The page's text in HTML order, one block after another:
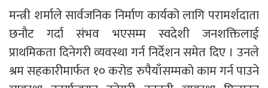
मन्त्री शर्माले सार्वजनिक निर्माण कार्यको लागि परामर्शदाता
छनौट गर्दा संभव भएसम्म स्वदेशी जनशक्तिलाई
प्राथमिकता दिनेगरी व्यवस्था गर्न निर्देशन समेत दिए । उनले
श्रम सहकारीमार्फत १० करोड रुपैयाँसम्मको काम गर्न पाउने